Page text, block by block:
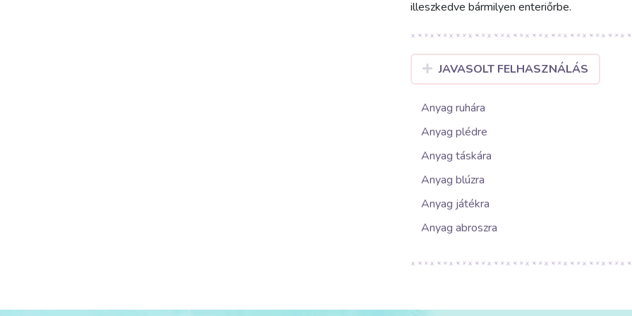
illeszkedve bármilyen enteriőrbe.
JAVASOLT FELHASZNÁLÁS
Anyag ruhára
Anyag plédre
Anyag táskára
Anyag blúzra
Anyag játékra
Anyag abroszra